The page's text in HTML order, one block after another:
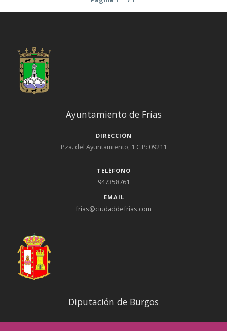
Ayuntamiento de Frías
DIRECCIÓN
Pza. del Ayuntamiento, 1 C.P: 09211
TELÉFONO
947358761
EMAIL
frias@ciudaddefrias.com
Diputación de Burgos